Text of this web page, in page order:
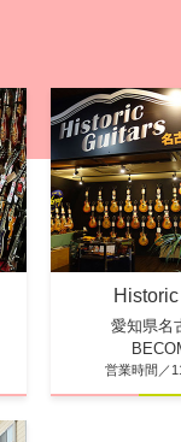
愛知県名
営業時間／